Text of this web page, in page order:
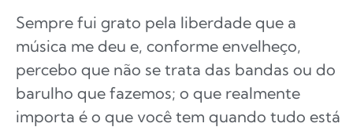
Sempre fui grato pela liberdade que a
música me deu e, conforme envelheço,
percebo que não se trata das bandas ou do
barulho que fazemos; o que realmente
importa é o que você tem quando tudo está